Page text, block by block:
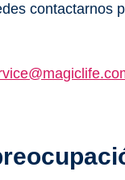
contactarnos